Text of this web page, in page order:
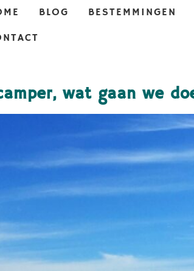
BLOG BESTEMMINGEN
wat gaan we